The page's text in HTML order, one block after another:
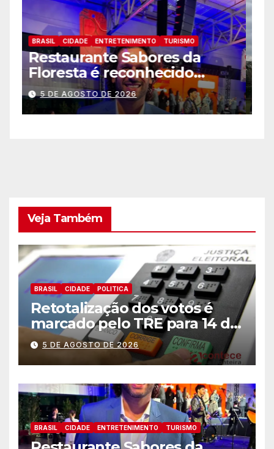
BRASIL CIDADE ENTRETENIMENTO TURISMO
Zoo Park Foz registra o
melhor mês dede sua
inauguração
5 DE AGOSTO DE 2026
Veja Também
BRASIL CIDADE POLITICA
Retotalização dos votos é
marcado pelo TRE para 14 de
agosto
5 DE AGOSTO DE 2026
BRASIL CIDADE ENTRETENIMENTO TURISMO